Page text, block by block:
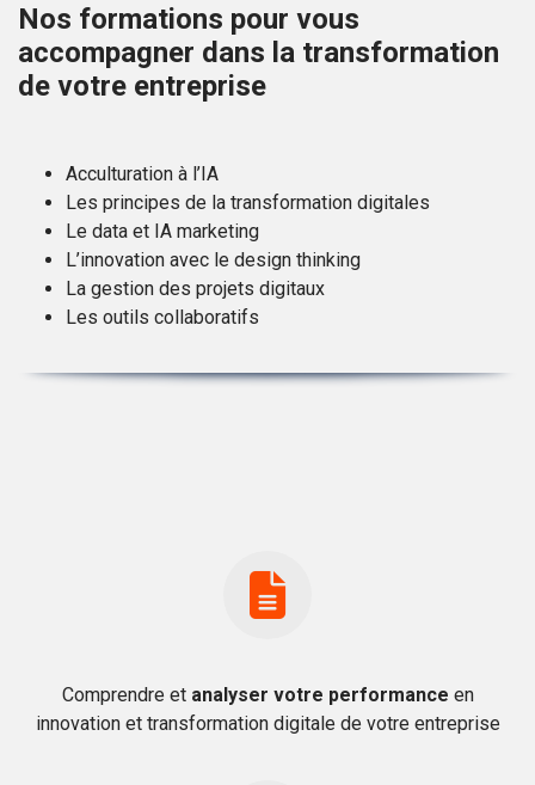
Nos formations pour vous
accompagner dans la transformation
de votre entreprise
Acculturation à l’IA
Les principes de la transformation digitales
Le data et IA marketing
L’innovation avec le design thinking
La gestion des projets digitaux
Les outils collaboratifs
Comprendre et analyser votre performance en
innovation et transformation digitale de votre entreprise